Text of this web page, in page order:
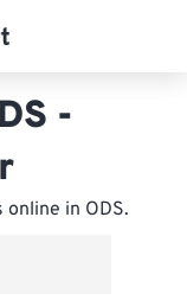
-
in ODS.